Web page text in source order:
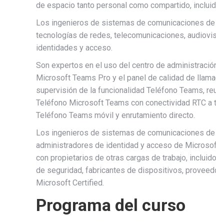
de espacio tanto personal como compartido,
Los ingenieros de sistemas de comunicaciones
tecnologías de redes, telecomunicaciones,
identidades y acceso.
Son expertos en el uso del centro de
Microsoft Teams Pro y el panel de calidad de
supervisión de la funcionalidad Teléfono Teams,
Teléfono Microsoft Teams con conectividad RTC
Teléfono Teams móvil y enrutamiento directo.
Los ingenieros de sistemas de comunicaciones
administradores de identidad y acceso de
con propietarios de otras cargas de trabajo,
de seguridad, fabricantes de dispositivos,
Microsoft Certified.
Programa del curso